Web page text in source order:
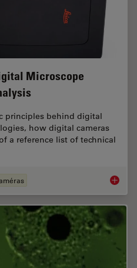
Microscope
principles behind digital
how digital cameras
a reference list of technical